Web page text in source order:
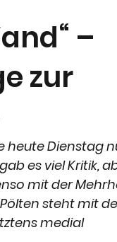
–
zur
heute Dienstag
es viel Kritik,
mit der
steht mit
medial